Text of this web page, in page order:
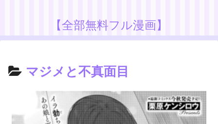
【全部無料フル漫画】
マジメと不真面目